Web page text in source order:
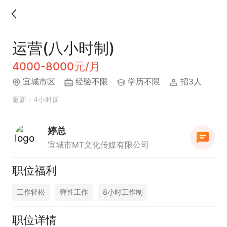
运营(八小时制)
4000-8000元/月
宜城市区 经验不限 学历不限 招3人
更新：4小时前
婷总
宜城市MT文化传媒有限公司
职位福利
工作轻松 弹性工作 8小时工作制
职位详情